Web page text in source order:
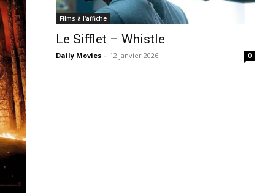
Films à l'affiche
Le Sifflet – Whistle
Daily Movies - 12 janvier 2026 0